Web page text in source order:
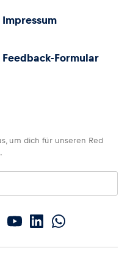
Impressum
Feedback-Formular
um dich für unseren Red